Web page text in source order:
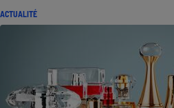
ACTUALITÉ